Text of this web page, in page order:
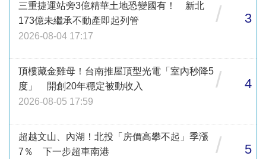
三重捷運站旁3億精華土地恐變國有！ 新北
173億未繼承不動產即起列管
2026-08-04 17:17
/ 3
頂樓藏金雞母！台南推屋頂型光電「室內秒降5
度」 開創20年穩定被動收入
2026-08-05 17:59
/ 4
超越文山、內湖！北投「房價高攀不起」季漲
7％ 下一步超車南港
/ 5